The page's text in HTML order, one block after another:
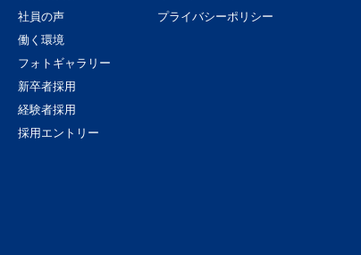
社員の声
働く環境
フォトギャラリー
新卒者採用
経験者採用
採用エントリー
プライバシーポリシー